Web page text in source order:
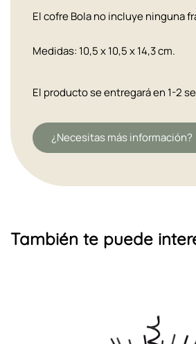
El cofre Bola no incluye ninguna
Medidas: 10,5 x 10,5 x 14,3 cm.
El producto se entregará en 1-2
¿Necesitas más información?
También te puede